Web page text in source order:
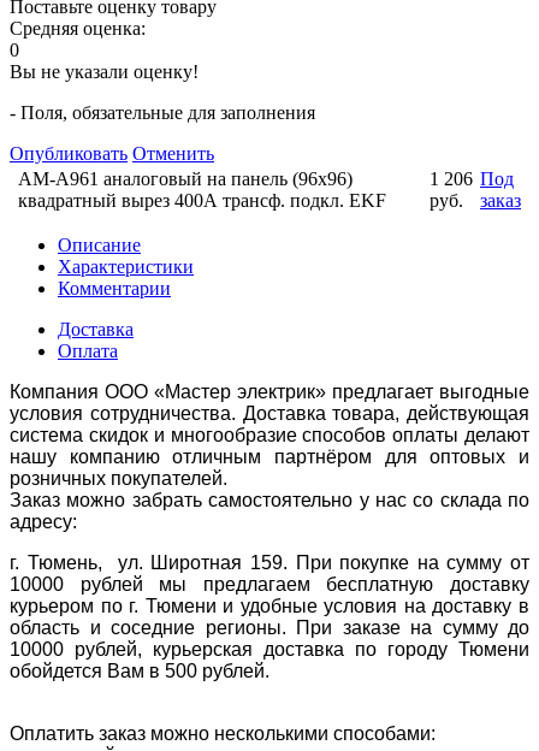
Поставьте оценку товару
Средняя оценка:
0
Вы не указали оценку!
- Поля, обязательные для заполнения
Опубликовать Отменить
АМ-A961 аналоговый на панель (96х96)
квадратный вырез 400А трансф. подкл. EKF
1 206
руб.
Под
заказ
Описание
Характеристики
Комментарии
Доставка
Оплата
Компания ООО «Мастер электрик» предлагает выгодные
условия сотрудничества. Доставка товара, действующая
система скидок и многообразие способов оплаты делают
нашу компанию отличным партнёром для оптовых и
розничных покупателей.
Заказ можно забрать самостоятельно у нас со склада по
адресу:
г. Тюмень, ул. Широтная 159. При покупке на сумму от
10000 рублей мы предлагаем бесплатную доставку
курьером по г. Тюмени и удобные условия на доставку в
область и соседние регионы. При заказе на сумму до
10000 рублей, курьерская доставка по городу Тюмени
обойдется Вам в 500 рублей.
Оплатить заказ можно несколькими способами: